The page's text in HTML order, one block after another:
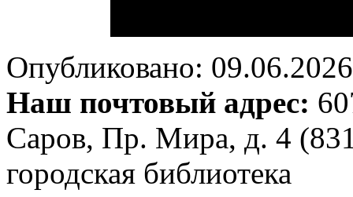
Опубликовано:
Наш почтовый адрес:
Саров, Пр. Мира, д. 4
городская библиотека